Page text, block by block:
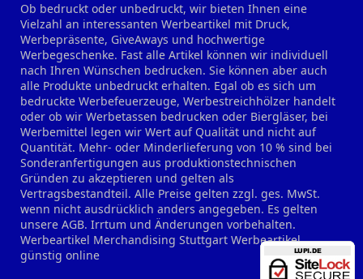
Ob bedruckt oder unbedruckt, wir bieten Ihnen eine
Vielzahl an interessanten Werbeartikel mit Druck,
Werbepräsente, GiveAways und hochwertige
Werbegeschenke. Fast alle Artikel können wir individuell
nach Ihren Wünschen bedrucken. Sie können aber auch
alle Produkte unbedruckt erhalten. Egal ob es sich um
bedruckte Werbefeuerzeuge, Werbestreichhölzer handelt
oder ob wir Werbetassen bedrucken oder Biergläser, bei
Werbemittel legen wir Wert auf Qualität und nicht auf
Quantität. Mehr- oder Minderlieferung von 10 % sind bei
Sonderanfertigungen aus produktionstechnischen
Gründen zu akzeptieren und gelten als
Vertragsbestandteil. Alle Preise gelten zzgl. ges. MwSt.
wenn nicht ausdrücklich anders angegeben. Es gelten
unsere AGB. Irrtum und Änderungen vorbehalten.
Werbeartikel Merchandising Stuttgart Werbeartikel
günstig online